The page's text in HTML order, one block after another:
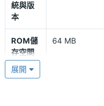
多，在操作上，除了擁
將會更加便利。
電話鍵一分為二 功能更
統與版
本
ROM儲
存空間
64 MB
記憶卡
展開